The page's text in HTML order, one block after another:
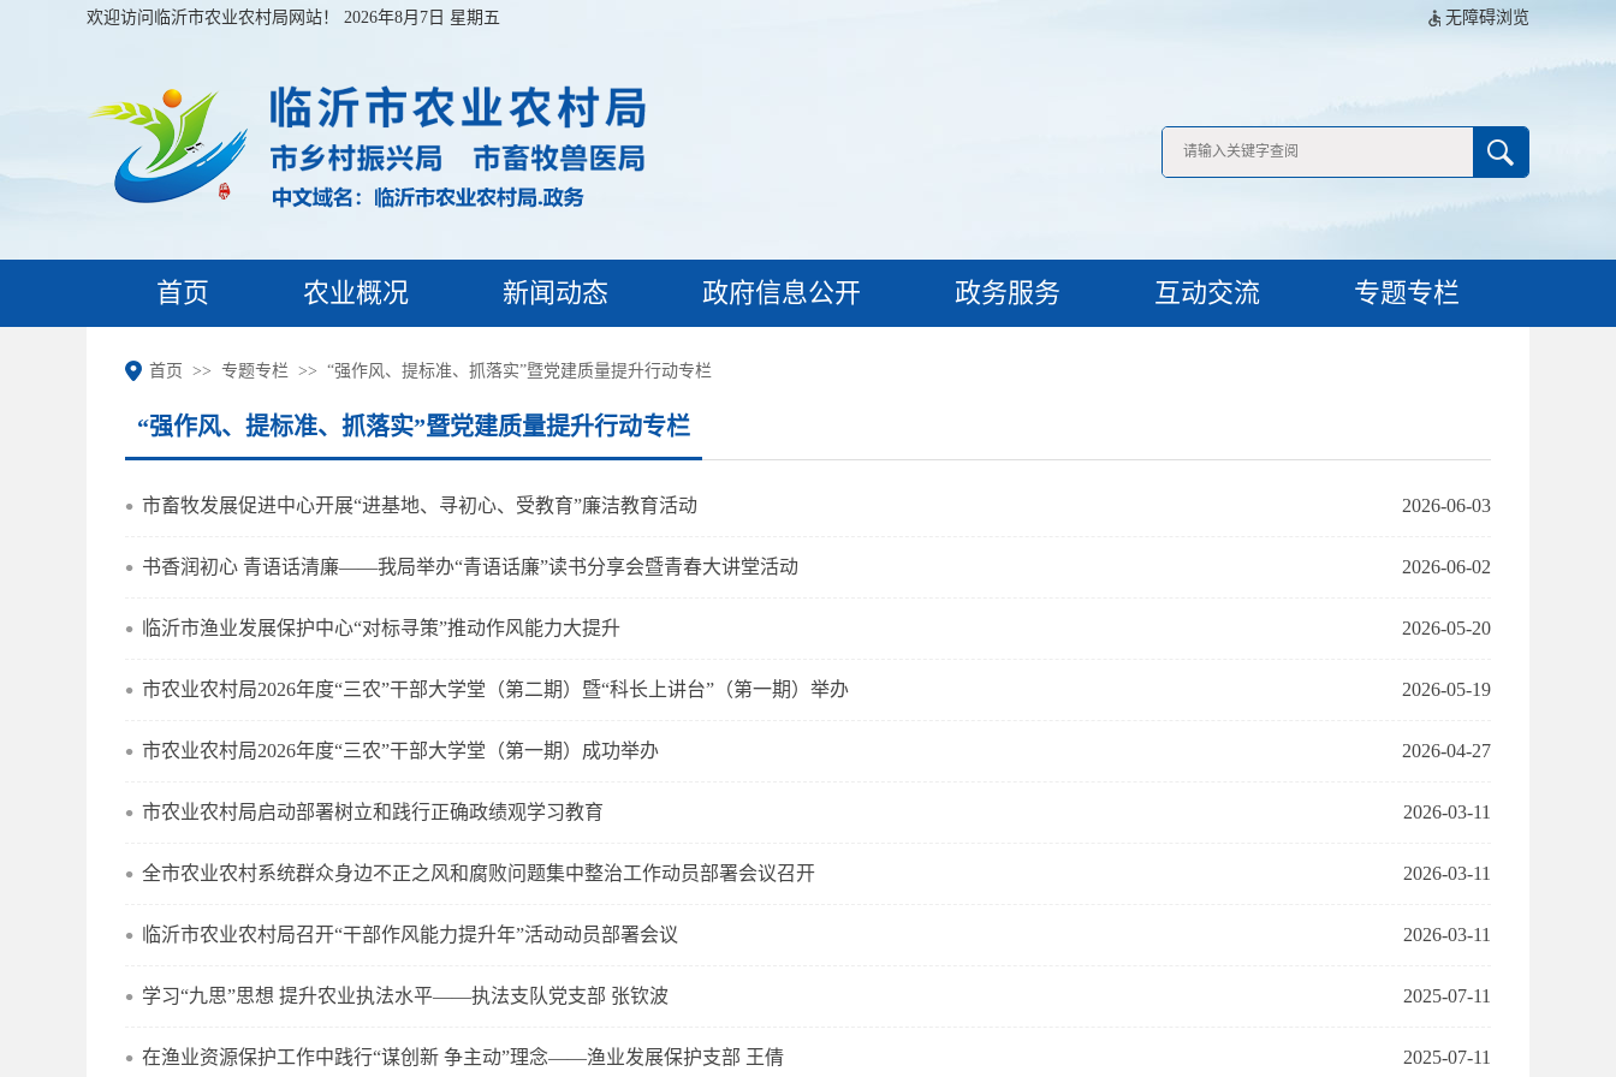
欢迎访问临沂市农业农村局网站！ 2026年8月7日 星期五 无障碍浏览
首页 农业概况 新闻动态 政府信息公开 政务服务 互动交流 专题专栏
首页 专题专栏 “强作风、提标准、抓落实”暨党建质量提升行动专栏
2026-06-03
市畜牧发展促进中心开展“进基地、寻初心、受教育”廉洁教育活动
2026-06-02
书香润初心 青语话清廉——我局举办“青语话廉”读书分享会暨青春大讲堂活动
2026-05-20
临沂市渔业发展保护中心“对标寻策”推动作风能力大提升
2026-05-19
市农业农村局2026年度“三农”干部大学堂（第二期）暨“科长上讲台”（第一期）举办
2026-04-27
市农业农村局2026年度“三农”干部大学堂（第一期）成功举办
2026-03-11
市农业农村局启动部署树立和践行正确政绩观学习教育
2026-03-11
全市农业农村系统群众身边不正之风和腐败问题集中整治工作动员部署会议召开
2026-03-11
临沂市农业农村局召开“干部作风能力提升年”活动动员部署会议
2025-07-11
学习“九思”思想 提升农业执法水平——执法支队党支部 张钦波
2025-07-11
在渔业资源保护工作中践行“谋创新 争主动”理念——渔业发展保护支部 王倩